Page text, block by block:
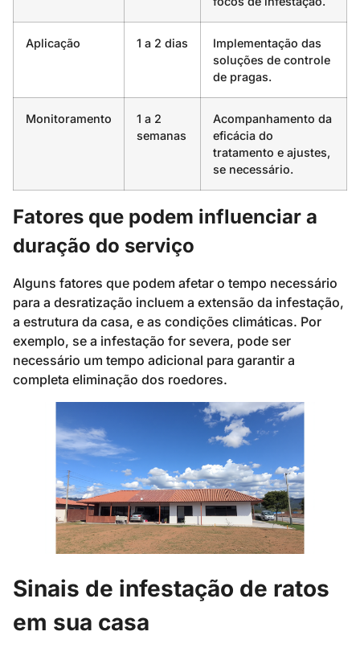
Aplicação 1 a 2 dias
Implementação das
soluções de controle
de pragas.
Monitoramento
1 a 2
semanas
Acompanhamento da
eficácia do
tratamento e ajustes,
se necessário.
Fatores que podem influenciar a
duração do serviço
Alguns fatores que podem afetar o tempo necessário
para a desratização incluem a extensão da infestação,
a estrutura da casa, e as condições climáticas. Por
exemplo, se a infestação for severa, pode ser
necessário um tempo adicional para garantir a
completa eliminação dos roedores.
Sinais de infestação de ratos
em sua casa